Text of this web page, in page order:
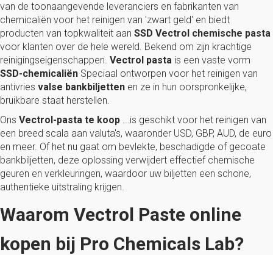
van de toonaangevende leveranciers en fabrikanten van
chemicaliën voor het reinigen van 'zwart geld' en biedt
producten van topkwaliteit aan SSD Vectrol chemische pasta
voor klanten over de hele wereld. Bekend om zijn krachtige
reinigingseigenschappen. Vectrol pasta is een vaste vorm
SSD-chemicaliën Speciaal ontworpen voor het reinigen van
antivries valse bankbiljetten en ze in hun oorspronkelijke,
bruikbare staat herstellen.
Ons Vectrol-pasta te koop ...is geschikt voor het reinigen van
een breed scala aan valuta's, waaronder USD, GBP, AUD, de euro
en meer. Of het nu gaat om bevlekte, beschadigde of gecoate
bankbiljetten, deze oplossing verwijdert effectief chemische
geuren en verkleuringen, waardoor uw biljetten een schone,
authentieke uitstraling krijgen.
Waarom Vectrol Paste online
kopen bij Pro Chemicals Lab?